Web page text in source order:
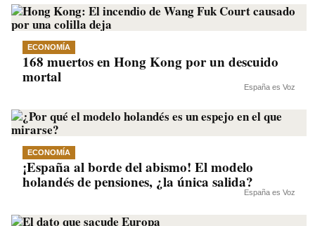
ECONOMÍA
168 muertos en Hong Kong por un descuido
mortal
España es Voz
ECONOMÍA
¡España al borde del abismo! El modelo
holandés de pensiones, ¿la única salida?
España es Voz